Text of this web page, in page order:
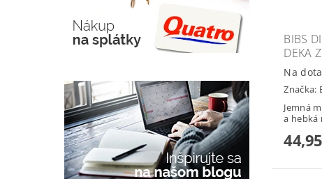
BIBS
DEKA
Na
Značka:
Jemná
a hebká